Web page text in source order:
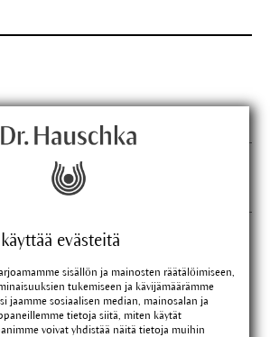
evästeitä
sisällön ja mainosten räätälöimiseen,
tukemiseen ja kävijämäärämme
jaamme sosiaalisen median, mainosalan ja
tietoja siitä, miten käytät
voivat yhdistää näitä tietoja muihin